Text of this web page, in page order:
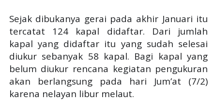
Sejak dibukanya gerai pada akhir Januari itu
tercatat 124 kapal didaftar. Dari jumlah
kapal yang didaftar itu yang sudah selesai
diukur sebanyak 58 kapal. Bagi kapal yang
belum diukur rencana kegiatan pengukuran
akan berlangsung pada hari Jum’at (7/2)
karena nelayan libur melaut.